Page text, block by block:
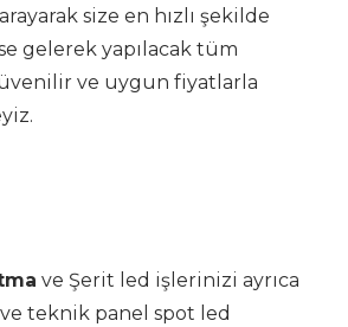
size en hızlı şekilde
gelerek yapılacak tüm
ve uygun fiyatlarla
ve Şerit led işlerinizi ayrıca
teknik panel spot led